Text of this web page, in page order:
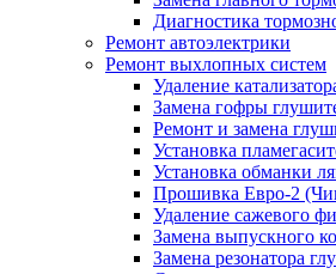
Диагностика
Ремонт автоэлектрики
Ремонт выхлопных систем
Удаление
Замена гофры
Ремонт и замена
Установка
Установка обманки
Прошивка Евро-2
Удаление сажевого
Замена выпускного
Замена резонатора